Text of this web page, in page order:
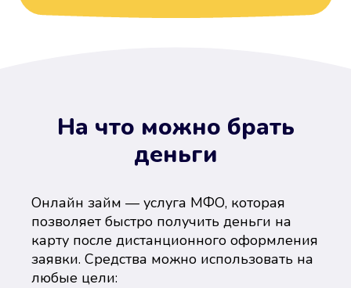
На что можно брать
деньги
Онлайн займ — услуга МФО, которая
позволяет быстро получить деньги на
карту после дистанционного оформления
заявки. Средства можно использовать на
любые цели: